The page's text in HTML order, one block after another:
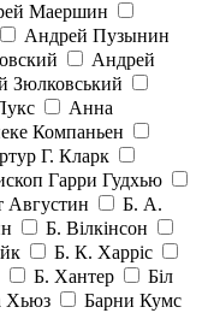
Маершин
Андрей Пузынин
Андрей
Зюлковський
Анна
Компаньен
Г. Кларк
Гарри Гудхью
Августин
Б. А.
Б. Вілкінсон
Б. К. Харріс
Б. Хантер
Біл
Хьюз
Барни Кумс